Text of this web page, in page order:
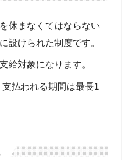
休まなくてはならない
設けられた制度です。
給対象になります。
払われる期間は最長1